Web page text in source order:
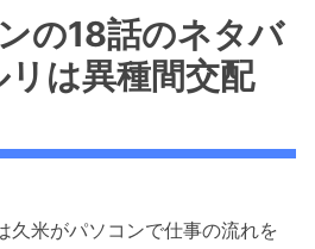
の18話のネタバ
リは異種間交配
久米がパソコンで仕事の流れを